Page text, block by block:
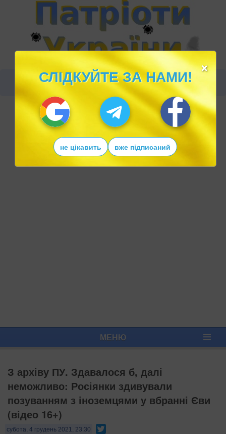
МЕНЮ
З архіву ПУ. Здавалося б, далі
неможливо: Росіянки здивували
позуванням з іноземцями у вбранні Єви
(відео 16+)
субота, 4 грудень 2021, 23:30
×
СЛІДКУЙТЕ ЗА НАМИ!
не цікавить вже підписаний